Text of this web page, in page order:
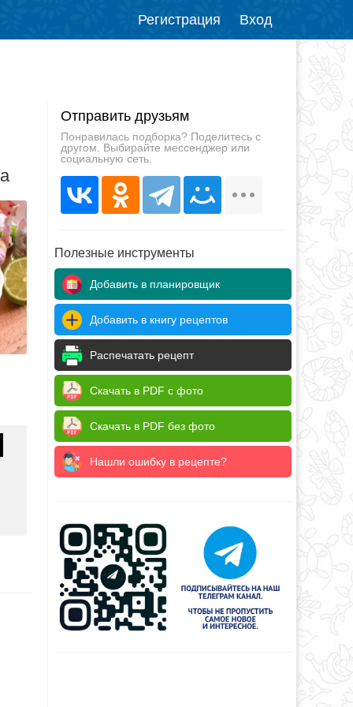
Регистрация Вход
Отправить друзьям
Понравилась подборка? Поделитесь с
другом. Выбирайте мессенджер или
социальную сеть.
Полезные инструменты
Добавить в планировщик
Добавить в книгу рецептов
Распечатать рецепт
Скачать в PDF с фото
Скачать в PDF без фото
Нашли ошибку в рецепте?